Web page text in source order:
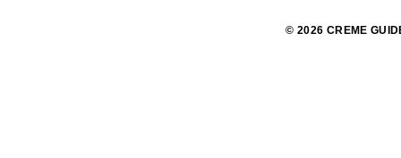
© 2026 CREME